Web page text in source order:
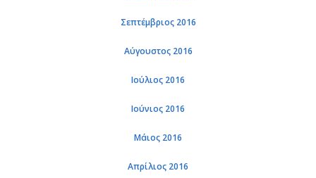
Σεπτέμβριος 2016
Αύγουστος 2016
Ιούλιος 2016
Ιούνιος 2016
Μάιος 2016
Απρίλιος 2016